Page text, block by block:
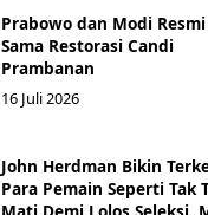
Prabowo dan Modi
Sama Restorasi Candi
Prambanan
16 Juli 2026
John Herdman Bikin
Para Pemain Seperti Tak